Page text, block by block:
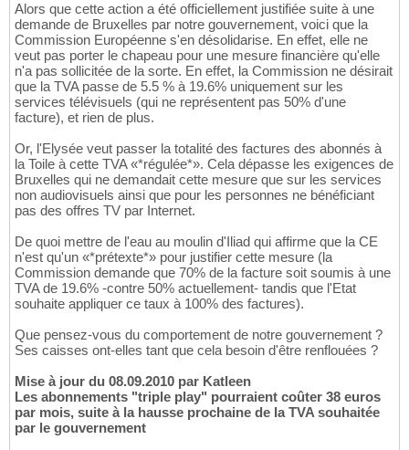
Alors que cette action a été officiellement justifiée suite à une
demande de Bruxelles par notre gouvernement, voici que la
Commission Européenne s'en désolidarise. En effet, elle ne
veut pas porter le chapeau pour une mesure financière qu'elle
n'a pas sollicitée de la sorte. En effet, la Commission ne désirait
que la TVA passe de 5.5 % à 19.6% uniquement sur les
services télévisuels (qui ne représentent pas 50% d'une
facture), et rien de plus.
Or, l'Elysée veut passer la totalité des factures des abonnés à
la Toile à cette TVA «*régulée*». Cela dépasse les exigences de
Bruxelles qui ne demandait cette mesure que sur les services
non audiovisuels ainsi que pour les personnes ne bénéficiant
pas des offres TV par Internet.
De quoi mettre de l'eau au moulin d'Iliad qui affirme que la CE
n'est qu'un «*prétexte*» pour justifier cette mesure (la
Commission demande que 70% de la facture soit soumis à une
TVA de 19.6% -contre 50% actuellement- tandis que l'Etat
souhaite appliquer ce taux à 100% des factures).
Que pensez-vous du comportement de notre gouvernement ?
Ses caisses ont-elles tant que cela besoin d'être renflouées ?
Mise à jour du 08.09.2010 par Katleen
Les abonnements "triple play" pourraient coûter 38 euros
par mois, suite à la hausse prochaine de la TVA souhaitée
par le gouvernement